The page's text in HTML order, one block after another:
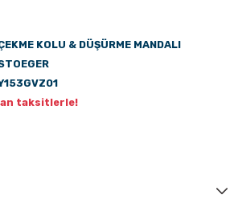
KOLU & DÜŞÜRME MANDALI
taksitlerle!